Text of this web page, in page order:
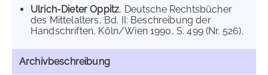
Ulrich-Dieter Oppitz, Deutsche Rechtsbücher
des Mittelalters, Bd. II: Beschreibung der
Handschriften, Köln/Wien 1990, S. 499 (Nr. 526).
Archivbeschreibung